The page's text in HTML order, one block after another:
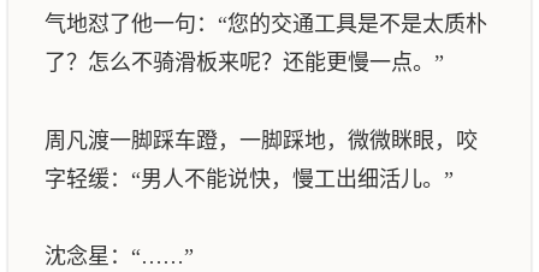
气地怼了他一句：“您的交通工具是不是太质朴
了？怎么不骑滑板来呢？还能更慢一点。”
周凡渡一脚踩车蹬，一脚踩地，微微眯眼，咬
字轻缓：“男人不能说快，慢工出细活儿。”
沈念星：“……”